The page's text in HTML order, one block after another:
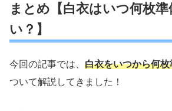
まとめ【白衣はいつ何枚
い？】
今回の記事では、 白衣をいつから何
ついて解説してきました！